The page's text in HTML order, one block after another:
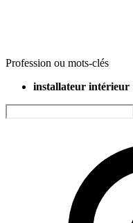
Profession ou mots-clés
installateur intérieur